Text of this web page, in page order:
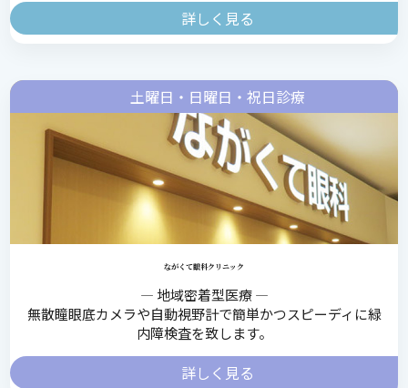
詳しく見る
ながくて眼科クリニック
土曜日・日曜日・祝日診療
― 地域密着型医療 ―
無散瞳眼底カメラや自動視野計で簡単かつスピーディに緑
内障検査を致します。
詳しく見る